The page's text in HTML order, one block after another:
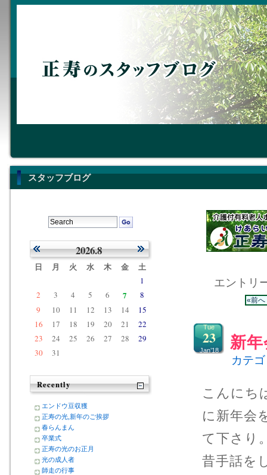
スタッフブログ
エントリ
«前へ
新
Tue
23
Jan’18
カテ
こんにち
に新年会
て下さり
昔手話を
2026.8
日 月 火 水 木 金 土
1
2
3 4 5 6 7
8
9
10 11 12 13 14
15
16
17 18 19 20 21
22
23
24 25 26 27 28
29
30
31
Recently
エンドウ豆収獲
正寿の光,新年のご挨拶
春らんまん
卒業式
正寿の光のお正月
光の成人者
師走の行事